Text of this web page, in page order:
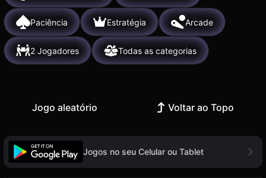
Paciência Estratégia Arcade
2 Jogadores Todas as categorias
Jogo aleatório Voltar ao Topo
Jogos no seu Celular ou Tablet